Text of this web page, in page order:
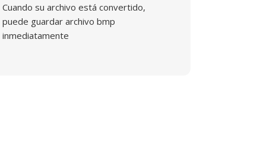
Cuando su archivo está convertido,
puede guardar archivo bmp
inmediatamente